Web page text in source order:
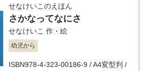
せなけいこのえほん
さかなってなにさ
せなけいこ 作・絵
幼児から
ISBN978-4-323-00186-9 / A4変型判 /